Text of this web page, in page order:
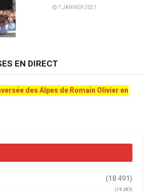
7 JANVIER 2021
EN DIRECT
des Alpes de Romain Olivier en
(18 491)
(14 287)